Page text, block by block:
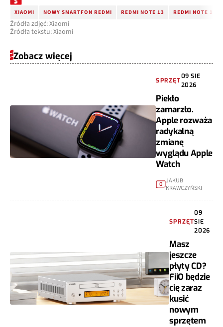
XIAOMI NOWY SMARTFON REDMI REDMI NOTE 13 REDMI NOTE 13
Źródła zdjęć: Xiaomi
Źródła tekstu: Xiaomi
Zobacz więcej
SPRZĘT
09 SIE
2026
Piekło
zamarzło.
Apple rozważa
radykalną
zmianę
wyglądu Apple
Watch
0 JAKUB
KRAWCZYŃSKI
SPRZĘT
09
SIE
2026
Masz
jeszcze
płyty CD?
FiiO będzie
cię zaraz
kusić
nowym
sprzętem